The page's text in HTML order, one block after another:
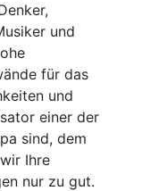
und
für das
und
einer der
sind, dem
Ihre
nur zu gut.